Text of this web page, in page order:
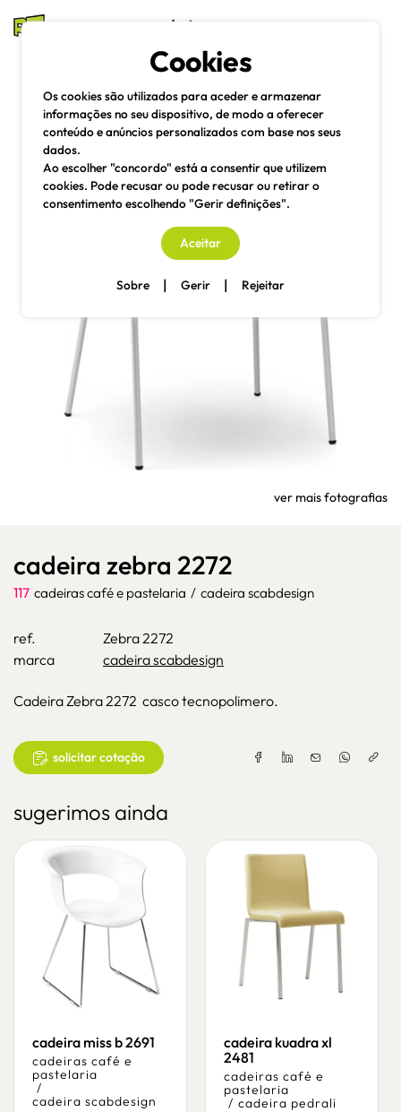
mesas e cadeiras
Pesquisa
ver mais fotografias
cadeira zebra 2272
117 cadeiras café e pastelaria / cadeira scabdesign
ref.
Zebra 2272
marca
cadeira scabdesign
Cadeira Zebra 2272 casco tecnopolimero.
solicitar cotação
sugerimos ainda
cadeira miss b 2691
cadeiras café e
pastelaria
/
cadeira scabdesign
cadeira kuadra xl
2481
cadeiras café e
pastelaria
/ cadeira pedrali
Cookies
Os cookies são utilizados para aceder e armazenar
informações no seu dispositivo, de modo a oferecer
conteúdo e anúncios personalizados com base nos seus
dados.
Ao escolher "concordo" está a consentir que utilizem
cookies. Pode recusar ou pode recusar ou retirar o
consentimento escolhendo "Gerir definições".
Aceitar
Sobre | Gerir | Rejeitar